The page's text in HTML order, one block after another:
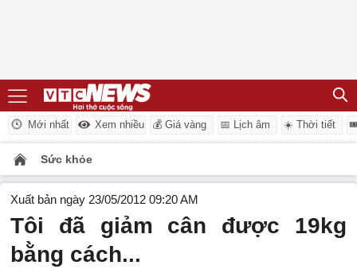
Mới nhất Xem nhiều 💰 Giá vàng 📅 Lịch âm ☀️ Thời tiết
Sức khỏe
Xuất bản ngày 23/05/2012 09:20 AM
Tôi đã giảm cân được 19kg
bằng cách...